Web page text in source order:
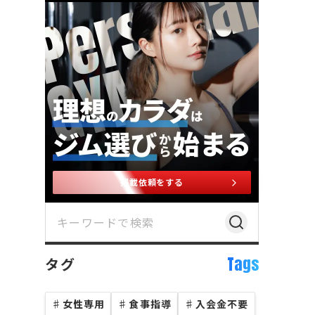
掲載依頼をする
タグ Tags
♯ 女性専用 ♯ 食事指導 ♯ 入会金不要